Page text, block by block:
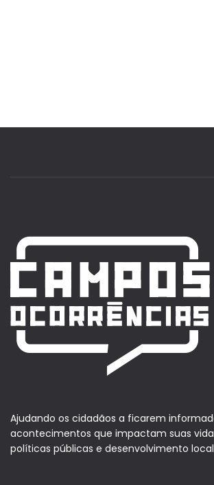
Ajudando os cidadãos a ficarem
acontecimentos que impactam suas
políticas públicas e desenvolvimento